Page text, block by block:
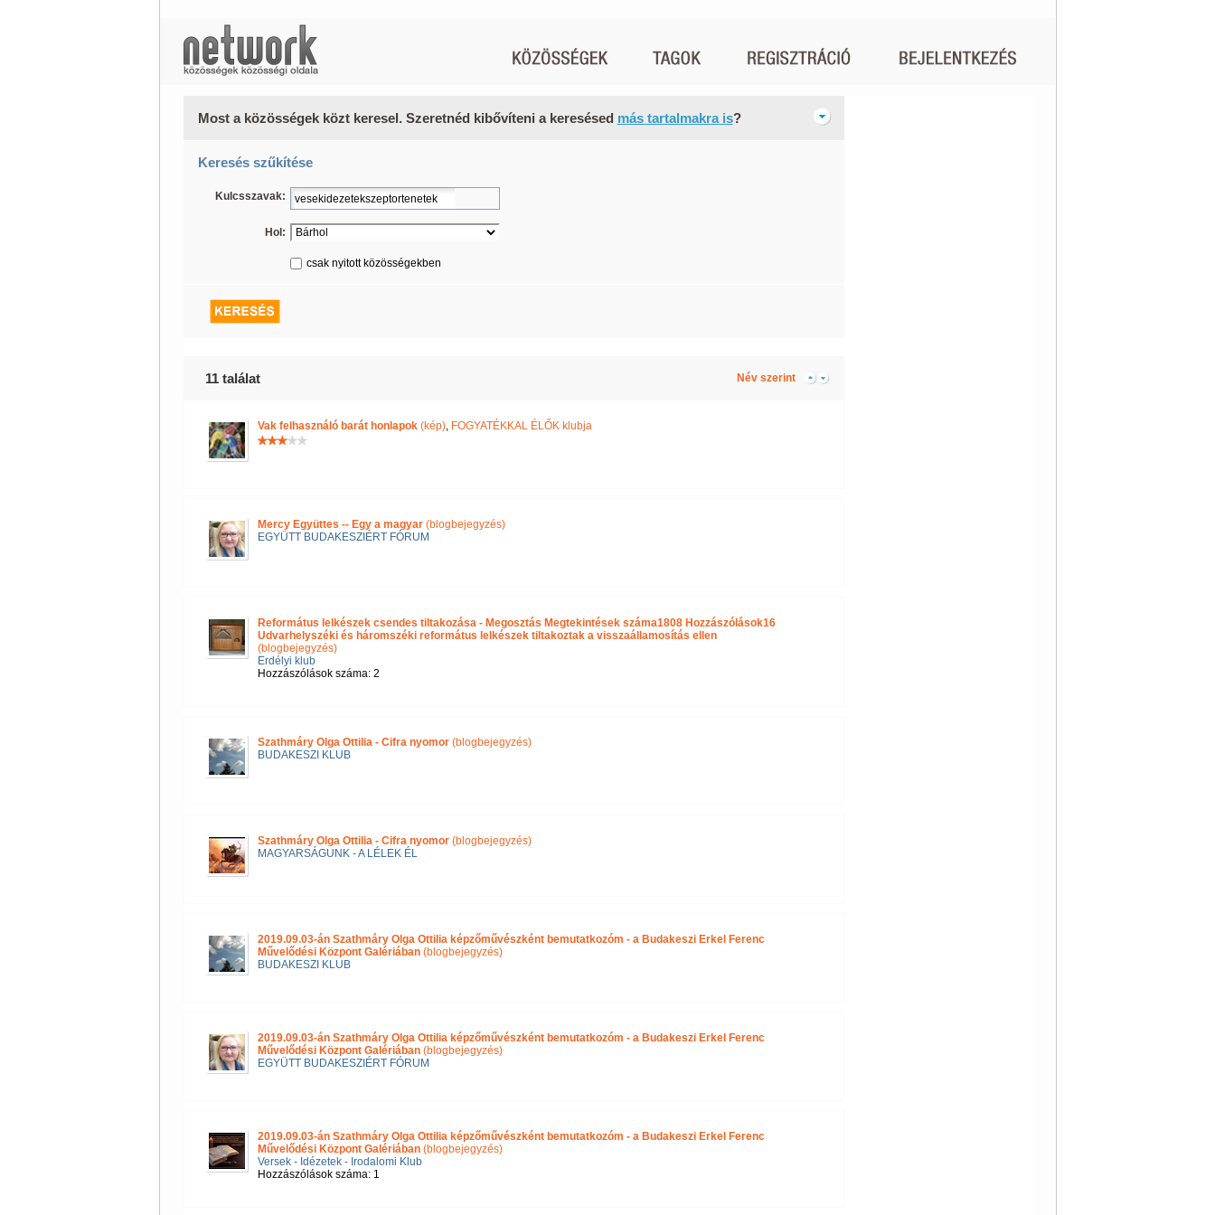
Most a közösségek közt keresel. Szeretnéd kibővíteni a keresésed más tartalmakra is?
Keresés szűkítése
Kulcsszavak:
Hol:
csak nyitott közösségekben
11 találat Név szerint
Vak felhasználó barát honlapok(kép), FOGYATÉKKAL ÉLŐK klubja
Mercy Együttes -- Egy a magyar(blogbejegyzés)
EGYÜTT BUDAKESZIÉRT FÓRUM
Református lelkészek csendes tiltakozása - Megosztás Megtekintések száma1808 Hozzászólások16
Udvarhelyszéki és háromszéki református lelkészek tiltakoztak a visszaállamosítás ellen
(blogbejegyzés)
Erdélyi klub
Hozzászólások száma: 2
Szathmáry Olga Ottilia - Cifra nyomor(blogbejegyzés)
BUDAKESZI KLUB
Szathmáry Olga Ottilia - Cifra nyomor(blogbejegyzés)
MAGYARSÁGUNK - A LÉLEK ÉL
2019.09.03-án Szathmáry Olga Ottilia képzőművészként bemutatkozóm - a Budakeszi Erkel Ferenc
Művelődési Központ Galériában (blogbejegyzés)
BUDAKESZI KLUB
2019.09.03-án Szathmáry Olga Ottilia képzőművészként bemutatkozóm - a Budakeszi Erkel Ferenc
Művelődési Központ Galériában(blogbejegyzés)
EGYÜTT BUDAKESZIÉRT FÓRUM
2019.09.03-án Szathmáry Olga Ottilia képzőművészként bemutatkozóm - a Budakeszi Erkel Ferenc
Művelődési Központ Galériában(blogbejegyzés)
Versek - Idézetek - Irodalomi Klub
Hozzászólások száma: 1